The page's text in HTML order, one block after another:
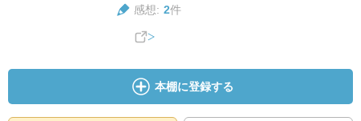
感想: 2件
本棚に登録する